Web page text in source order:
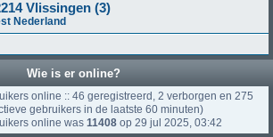
Vlissingen (3)
Nederland
Wie is er online?
online :: 46 geregistreerd, 2 verborgen en 275
gebruikers in de laatste 60 minuten)
online was 11408 op 29 jul 2025, 03:42